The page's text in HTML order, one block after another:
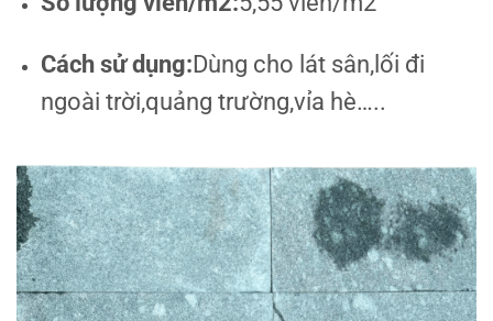
Cách sử dụng:Dùng cho lát sân,lối đi
ngoài trời,quảng trường,vỉa hè…..